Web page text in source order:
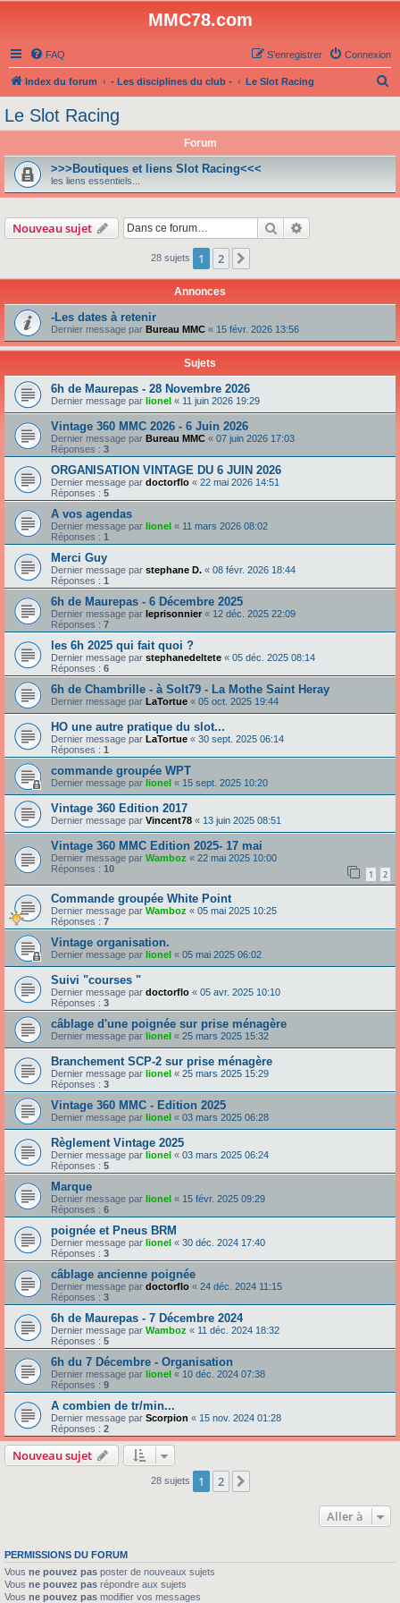
MMC78.com
FAQ Connexion
S’enregistrer
Index du forum - Les disciplines du club - Le Slot Racing
Le Slot Racing
Forum
>>>Boutiques et liens Slot Racing<<<
les liens essentiels...
Nouveau sujet Rechercher
28 sujets 1 2
Annonces
-Les dates à retenir
Dernier message par Bureau MMC « 15 févr. 2026 13:56
Sujets
6h de Maurepas - 28 Novembre 2026
Dernier message par lionel « 11 juin 2026 19:29
Vintage 360 MMC 2026 - 6 Juin 2026
Dernier message par Bureau MMC « 07 juin 2026 17:03
Réponses : 3
ORGANISATION VINTAGE DU 6 JUIN 2026
Dernier message par doctorflo « 22 mai 2026 14:51
Réponses : 5
A vos agendas
Dernier message par lionel « 11 mars 2026 08:02
Réponses : 1
Merci Guy
Dernier message par stephane D. « 08 févr. 2026 18:44
Réponses : 1
6h de Maurepas - 6 Décembre 2025
Dernier message par leprisonnier « 12 déc. 2025 22:09
Réponses : 7
les 6h 2025 qui fait quoi ?
Dernier message par stephanedeltete « 05 déc. 2025 08:14
Réponses : 6
6h de Chambrille - à Solt79 - La Mothe Saint Heray
Dernier message par LaTortue « 05 oct. 2025 19:44
HO une autre pratique du slot...
Dernier message par LaTortue « 30 sept. 2025 06:14
Réponses : 1
commande groupée WPT
Dernier message par lionel « 15 sept. 2025 10:20
Vintage 360 Edition 2017
Dernier message par Vincent78 « 13 juin 2025 08:51
Vintage 360 MMC Edition 2025- 17 mai
Dernier message par Wamboz « 22 mai 2025 10:00
Réponses : 10 1 2
Commande groupée White Point
Dernier message par Wamboz « 05 mai 2025 10:25
Réponses : 7
Vintage organisation.
Dernier message par lionel « 05 mai 2025 06:02
Suivi "courses "
Dernier message par doctorflo « 05 avr. 2025 10:10
Réponses : 3
câblage d'une poignée sur prise ménagère
Dernier message par lionel « 25 mars 2025 15:32
Branchement SCP-2 sur prise ménagère
Dernier message par lionel « 25 mars 2025 15:29
Réponses : 3
Vintage 360 MMC - Edition 2025
Dernier message par lionel « 03 mars 2025 06:28
Règlement Vintage 2025
Dernier message par lionel « 03 mars 2025 06:24
Réponses : 5
Marque
Dernier message par lionel « 15 févr. 2025 09:29
Réponses : 6
poignée et Pneus BRM
Dernier message par lionel « 30 déc. 2024 17:40
Réponses : 3
câblage ancienne poignée
Dernier message par doctorflo « 24 déc. 2024 11:15
Réponses : 3
6h de Maurepas - 7 Décembre 2024
Dernier message par Wamboz « 11 déc. 2024 18:32
Réponses : 5
6h du 7 Décembre - Organisation
Dernier message par lionel « 10 déc. 2024 07:38
Réponses : 9
A combien de tr/min...
Dernier message par Scorpion « 15 nov. 2024 01:28
Réponses : 2
Nouveau sujet
28 sujets 1 2
Aller à
PERMISSIONS DU FORUM
Vous ne pouvez pas poster de nouveaux sujets
Vous ne pouvez pas répondre aux sujets
Vous ne pouvez pas modifier vos messages